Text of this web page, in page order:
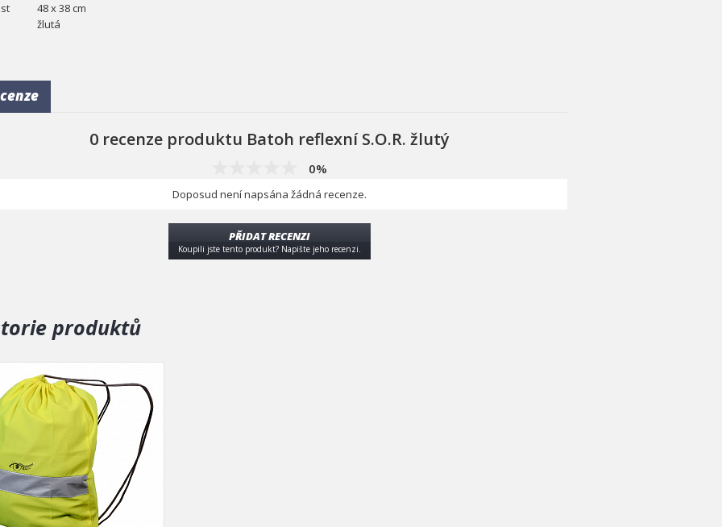
48 x 38 cm
žlutá
0 recenze produktu Batoh reflexní S.O.R. žlutý
0%
Doposud není napsána žádná recenze.
PŘIDAT RECENZI
Koupili jste tento produkt? Napište jeho recenzi.
produktů